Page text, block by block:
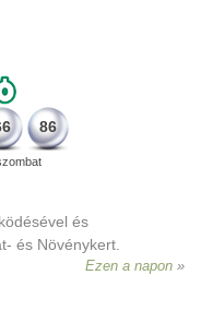
86
és
és Növénykert.
Ezen a napon